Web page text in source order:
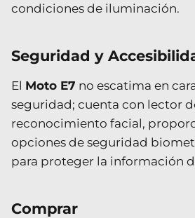
condiciones de iluminación.
Seguridad y
El Moto E7 no escatima en
seguridad; cuenta con lector
reconocimiento facial,
opciones de seguridad
para proteger la información
Comprar